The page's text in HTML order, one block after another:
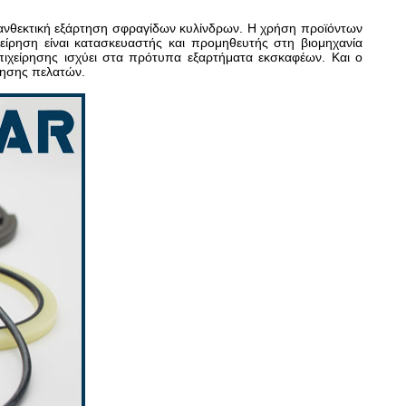
ανθεκτική εξάρτηση σφραγίδων κυλίνδρων. Η χρήση προϊόντων
είναι κατασκευαστής και προμηθευτής στη βιομηχανία
ισχύει στα πρότυπα εξαρτήματα εκσκαφέων. Και ο
πελατών.